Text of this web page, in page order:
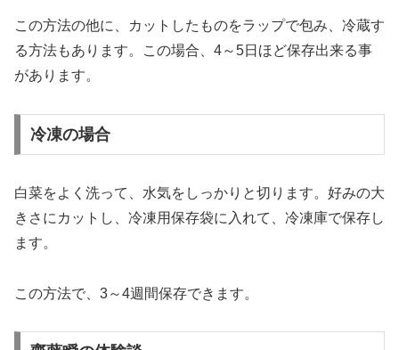
この方法の他に、カットしたものをラップで包み、冷蔵す
る方法もあります。この場合、4～5日ほど保存出来る事
があります。
冷凍の場合
白菜をよく洗って、水気をしっかりと切ります。好みの大
きさにカットし、冷凍用保存袋に入れて、冷凍庫で保存し
ます。
この方法で、3～4週間保存できます。